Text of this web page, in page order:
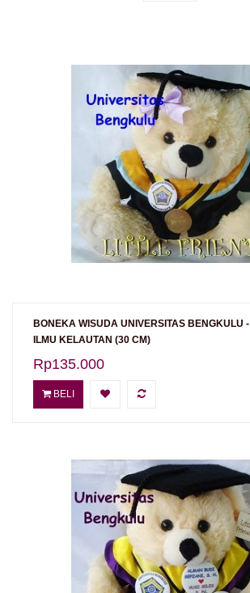
BONEKA WISUDA UNIVERSITAS BENGKULU -
ILMU KELAUTAN (30 CM)
Rp135.000
BELI